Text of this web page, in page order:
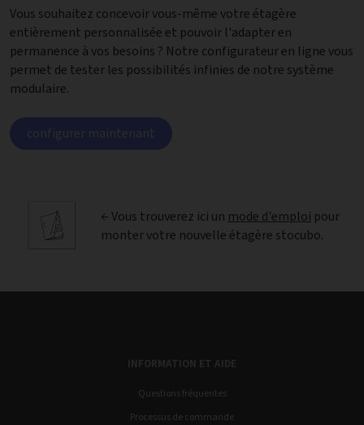
Vous souhaitez concevoir vous-même votre étagère
entièrement personnalisée et pouvoir l'adapter en
permanence à vos besoins ? Notre configurateur en ligne vous
permet de tester les possibilités infinies de notre système
modulaire.
configurer maintenant
← Vous trouverez ici un mode d'emploi pour
monter votre nouvelle étagère stocubo.
INFORMATION ET AIDE
Questions fréquentes
Processus de commande